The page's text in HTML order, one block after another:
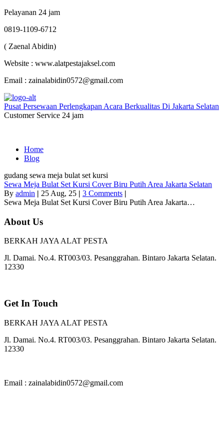
Pelayanan 24 jam
0819-1109-6712
( Zaenal Abidin)
Website : www.alatpestajaksel.com
Email : zainalabidin0572@gmail.com
Pusat Persewaan Perlengkapan Acara Berkualitas Di Jakarta Selatan
Customer Service 24 jam
Home
Blog
gudang sewa meja bulat set kursi
Sewa Meja Bulat Set Kursi Cover Biru Putih Area Jakarta Selatan
By admin | 25 Aug, 25 | 3 Comments |
Sewa Meja Bulat Set Kursi Cover Biru Putih Area Jakarta…
About Us
BERKAH JAYA ALAT PESTA
Jl. Damai. No.4. RT003/03. Pesanggrahan. Bintaro Jakarta Selatan.
12330
Get In Touch
BERKAH JAYA ALAT PESTA
Jl. Damai. No.4. RT003/03. Pesanggrahan. Bintaro Jakarta Selatan.
12330
Email : zainalabidin0572@gmail.com